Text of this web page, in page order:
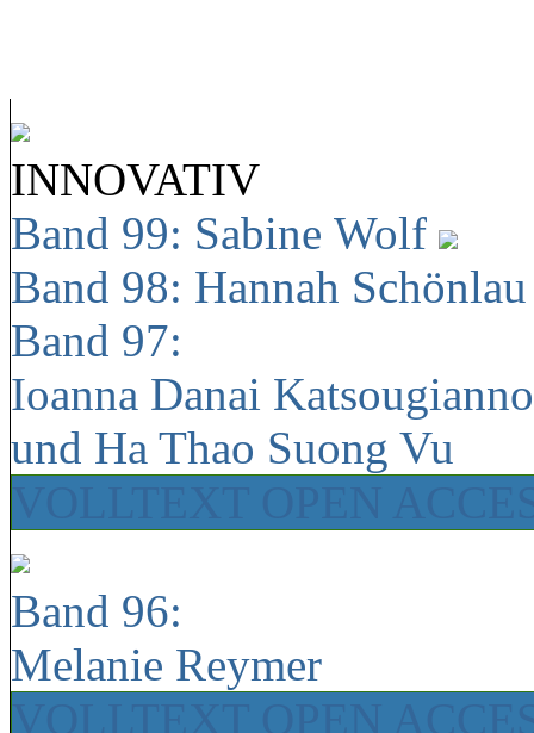
INNOVATIV
Band 99: Sabine Wolf
Band 98: Hannah
Band 97:
Ioanna Danai
und Ha Thao Suong Vu
Band 96:
Melanie Reymer